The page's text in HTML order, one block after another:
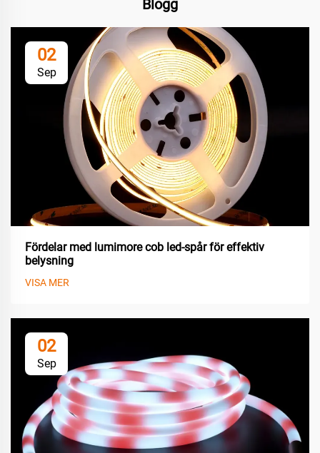
Blogg
02
Sep
Fördelar med lumimore cob led-spår för effektiv
belysning
VISA MER
02
Sep